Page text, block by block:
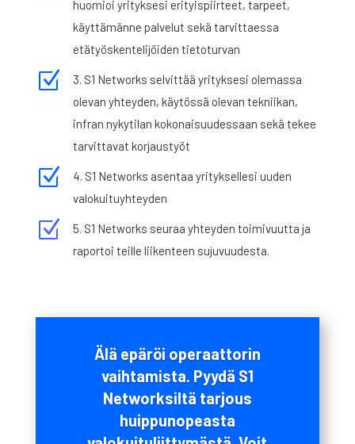
huomioi yrityksesi erityispiirteet, tarpeet,
käyttämänne palvelut sekä tarvittaessa
etätyöskentelijöiden tietoturvan
Z
3. S1 Networks selvittää yrityksesi olemassa
olevan yhteyden, käytössä olevan tekniikan,
infran nykytilan kokonaisuudessaan sekä tekee
tarvittavat korjaustyöt
Z
4. S1 Networks asentaa yrityksellesi uuden
valokuituyhteyden
Z
5. S1 Networks seuraa yhteyden toimivuutta ja
raportoi teille liikenteen sujuvuudesta.
Älä epäröi operaattorin
vaihtamista. Pyydä S1
Networksiltä tarjous
huippunopeasta